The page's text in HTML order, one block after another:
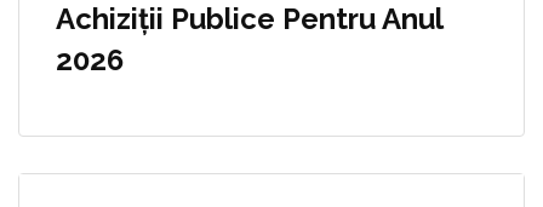
Achiziții Publice Pentru Anul
2026